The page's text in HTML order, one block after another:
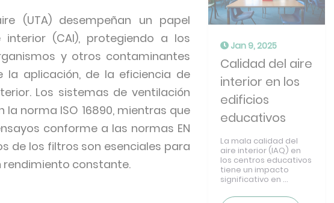
(UTA) desempeñan un papel
(CAI), protegiendo a los
y otros contaminantes
la aplicación, de la eficiencia de
Los sistemas de ventilación
norma ISO 16890, mientras que
conforme a las normas EN
de los filtros son esenciales para
constante.
Jan 9, 2025
Calidad del aire
interior en los
edificios
educativos
La mala calidad del
aire interior (IAQ) en
los centros educativos
tiene un impacto
significativo en ...